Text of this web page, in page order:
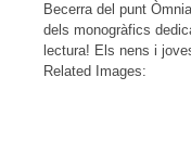
Becerra del punt
dels monogràfics
lectura! Els nens i
Related Images: